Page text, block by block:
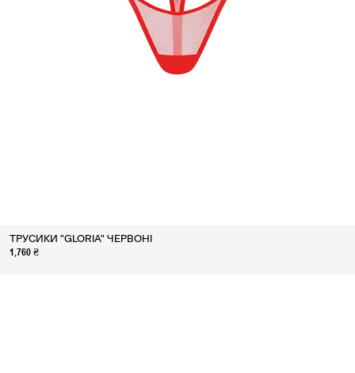
ТРУСИКИ "GLORIA" ЧЕРВОНІ
1,760 ₴